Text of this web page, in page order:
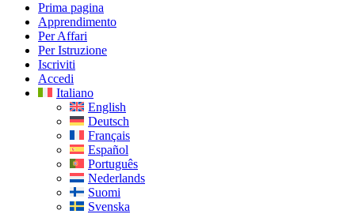
Prima pagina
Apprendimento
Per Affari
Per Istruzione
Iscriviti
Accedi
Italiano
English
Deutsch
Français
Español
Português
Nederlands
Suomi
Svenska